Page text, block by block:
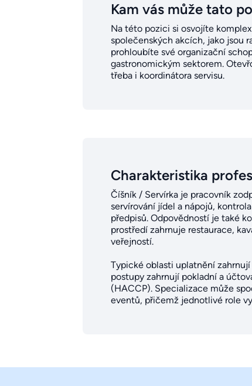
Kam vás může tato
Na této pozici si osvojíte
společenských akcích, jako jsou
prohloubíte své organizační
gastronomickým sektorem.
třeba i koordinátora servisu.
Charakteristika
Číšník / Servírka je pracovník
servírování jídel a nápojů,
předpisů. Odpovědností je také
prostředí zahrnuje restaurace,
veřejností.
Typické oblasti uplatnění
postupy zahrnují pokladní a
(HACCP). Specializace může
eventů, přičemž jednotlivé role